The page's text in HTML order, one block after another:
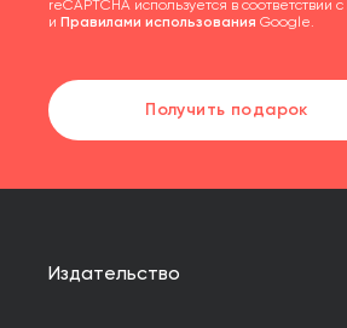
reCAPTCHA используется в соответствии с
и Правилами использования Google.
Получить подарок
Издательство